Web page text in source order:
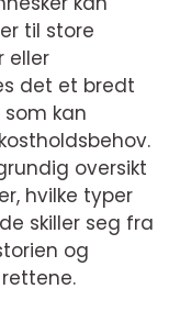
til store
eller
det et bredt
kan
oversikt
hvilke typer
skiller seg fra
og